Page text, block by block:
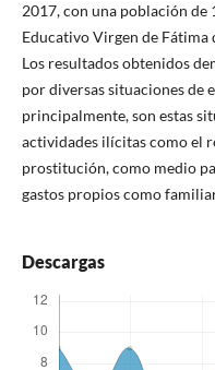
2017, con una población de
Educativo Virgen de Fátima
Los resultados obtenidos
por diversas situaciones de
principalmente, son estas
actividades ilícitas como el
prostitución, como medio
gastos propios como
Descargas